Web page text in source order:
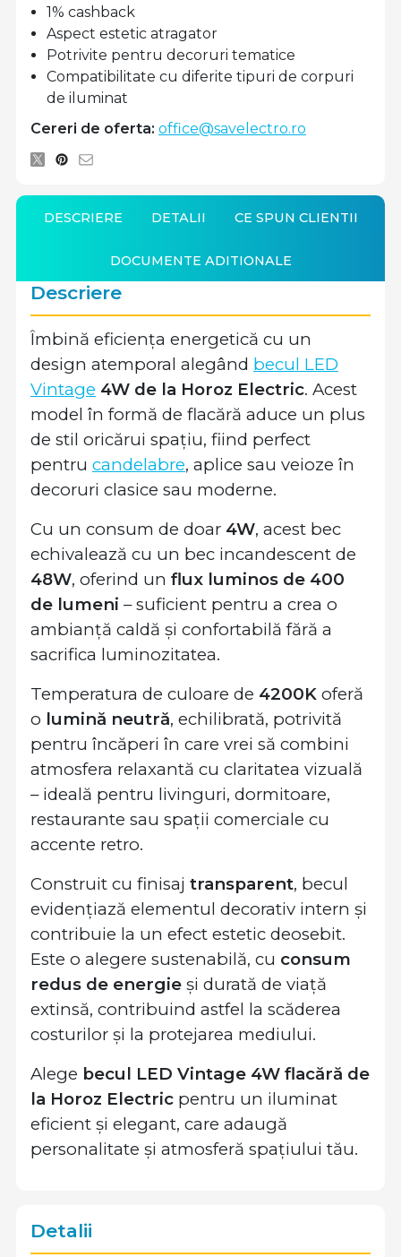
1% cashback
Aspect estetic atragator
Potrivite pentru decoruri tematice
Compatibilitate cu diferite tipuri de corpuri
de iluminat
Cereri de oferta: office@savelectro.ro
DESCRIERE DETALII CE SPUN CLIENTII
DOCUMENTE ADITIONALE
Descriere
Îmbină eficiența energetică cu un
design atemporal alegând becul LED
Vintage 4W de la Horoz Electric. Acest
model în formă de flacără aduce un plus
de stil oricărui spațiu, fiind perfect
pentru candelabre, aplice sau veioze în
decoruri clasice sau moderne.
Cu un consum de doar 4W, acest bec
echivalează cu un bec incandescent de
48W, oferind un flux luminos de 400
de lumeni – suficient pentru a crea o
ambianță caldă și confortabilă fără a
sacrifica luminozitatea.
Temperatura de culoare de 4200K oferă
o lumină neutră, echilibrată, potrivită
pentru încăperi în care vrei să combini
atmosfera relaxantă cu claritatea vizuală
– ideală pentru livinguri, dormitoare,
restaurante sau spații comerciale cu
accente retro.
Construit cu finisaj transparent, becul
evidențiază elementul decorativ intern și
contribuie la un efect estetic deosebit.
Este o alegere sustenabilă, cu consum
redus de energie și durată de viață
extinsă, contribuind astfel la scăderea
costurilor și la protejarea mediului.
Alege becul LED Vintage 4W flacără de
la Horoz Electric pentru un iluminat
eficient și elegant, care adaugă
personalitate și atmosferă spațiului tău.
Detalii